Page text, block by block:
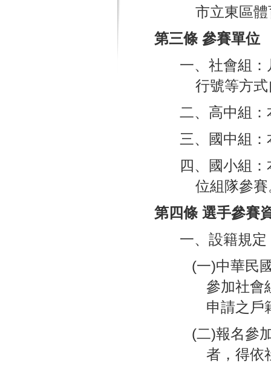
市立東區
第三條 參賽單位
一、社會組
行號等方
二、高中組
三、國中組
四、國小組
位組隊參賽
第四條 選手參賽
一、設籍規定
(一)中華民
參加社會
申請之戶
(二)報名參
者，得依